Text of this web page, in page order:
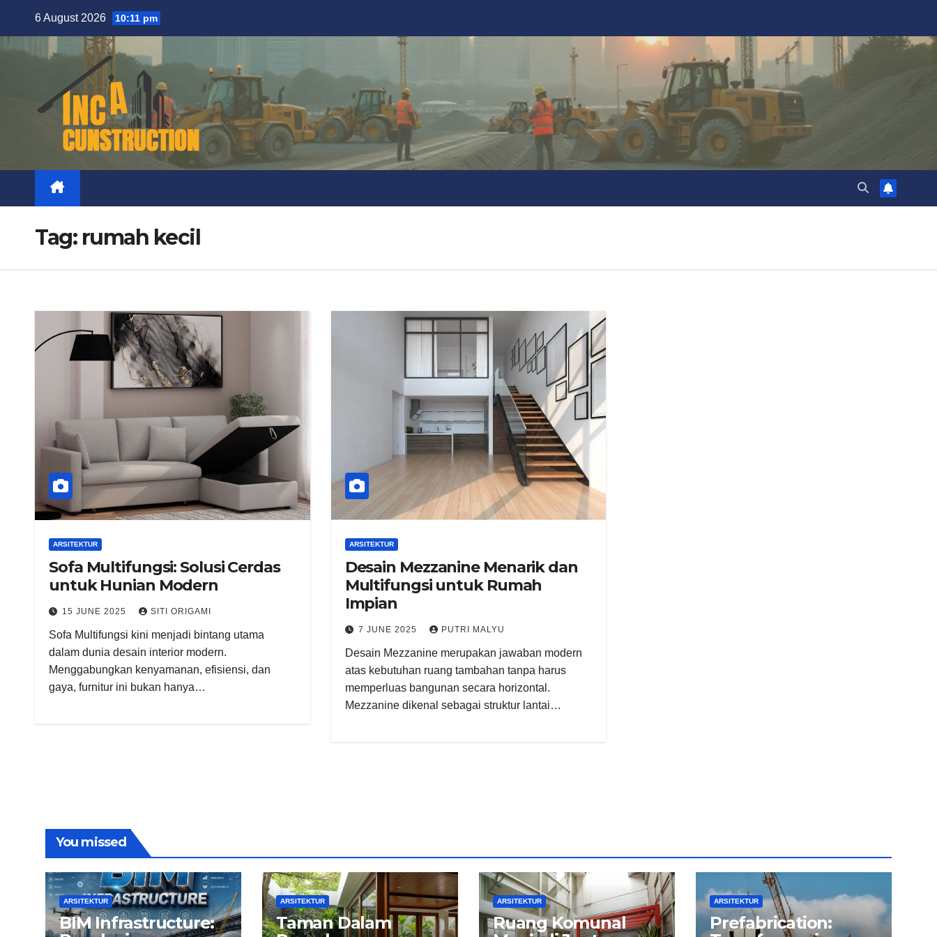
content
6 August 2026 10:11 pm
Tag: rumah kecil
ARSITEKTUR
Sofa Multifungsi: Solusi Cerdas
untuk Hunian Modern
15 JUNE 2025 SITI ORIGAMI
Sofa Multifungsi kini menjadi bintang utama
dalam dunia desain interior modern.
Menggabungkan kenyamanan, efisiensi, dan
gaya, furnitur ini bukan hanya…
ARSITEKTUR
Desain Mezzanine Menarik dan
Multifungsi untuk Rumah
Impian
7 JUNE 2025 PUTRI MALYU
Desain Mezzanine merupakan jawaban modern
atas kebutuhan ruang tambahan tanpa harus
memperluas bangunan secara horizontal.
Mezzanine dikenal sebagai struktur lantai…
You missed
ARSITEKTUR
BIM Infrastructure:
ARSITEKTUR
Taman Dalam
ARSITEKTUR
Ruang Komunal
ARSITEKTUR
Prefabrication: